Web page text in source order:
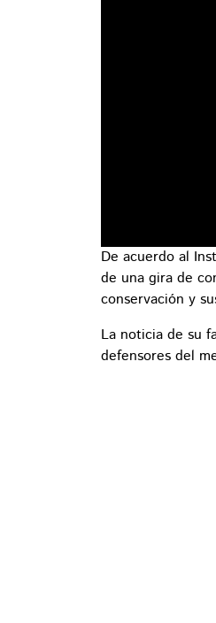
De acuerdo al
de una gira de
conservación y
La noticia de su
defensores del